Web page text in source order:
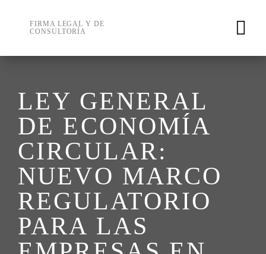
content
FIRMA LEGAL Y DE
CONSULTORÍA
LEY GENERAL
DE ECONOMÍA
CIRCULAR:
NUEVO MARCO
REGULATORIO
PARA LAS